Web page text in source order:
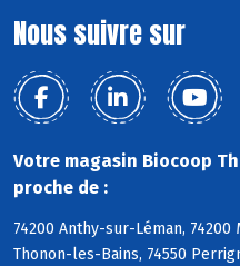
Nous suivre sur
Votre magasin Biocoop
proche de :
74200 Anthy-sur-Léman,
Thonon-les-Bains, 74550